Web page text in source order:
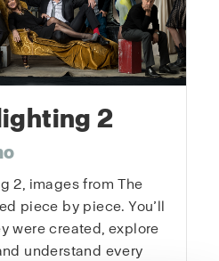
2
2, images from The
piece by piece. You’ll
were created, explore
understand every